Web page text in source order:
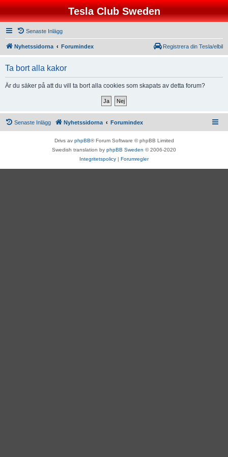
Tesla Club Sweden
Senaste Inlägg
Nyhetssidorna Forumindex Registrera din Tesla/elbil
Ta bort alla kakor
Är du säker på att du vill ta bort alla cookies som skapats av detta forum?
Senaste Inlägg Nyhetssidorna Forumindex
Drivs av phpBB® Forum Software © phpBB Limited
Swedish translation by phpBB Sweden © 2006-2020
Integritetspolicy | Forumregler